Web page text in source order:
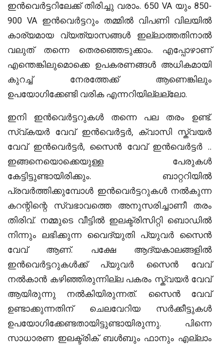
ഇൻവെർട്ടറിലേക്ക് തിരിച്ചു വരാം. 650 VA യും 850-
900 VA ഇൻവെർട്ടറും തമ്മിൽ വിപണി വിലയിൽ
കാര്യമായ വ്യത്യാസങ്ങൾ ഇല്ലാത്തതിനാൽ
വലുത് തന്നെ തെരഞ്ഞെടുക്കാം. എപ്പോഴാണ്
എന്തെങ്കിലുമൊക്കെ ഉപകരണങ്ങൾ അധികമായി
കുറച്ച് നേരത്തേക്ക് ആണെങ്കിലും
ഉപയോഗിക്കേണ്ടി വരിക എന്നറിയില്ലല്ലോ.
ഇനി ഇൻവെർട്ടറുകൾ തന്നെ പല തരം ഉണ്ട്.
സ്വ്കയർ വേവ് ഇൻവെർട്ടർ, ക്വാസി സ്ക്വയർ
വേവ് ഇൻവെർട്ടർ, സൈൻ വേവ് ഇൻവെർട്ടർ ..
ഇങ്ങനെയൊക്കെയുള്ള പേരുകൾ
കേട്ടിട്ടുണ്ടായിരിക്കും. ബാറ്ററിയിൽ
പ്രവർത്തിക്കുമ്പോൾ ഇൻവെർട്ടറുകൾ നൽകുന്ന
കറന്റിന്റെ സ്വഭാവത്തെ അനുസരിച്ചാണീ തരം
തിരിവ്. നമ്മുടെ വീട്ടിൽ ഇലക്ട്രിസിറ്റി ബൊഡിൽ
നിന്നും ലഭിക്കുന്ന വൈദ്യുതി പ്യുവർ സൈൻ
വേവ് ആണ്. പക്ഷേ ആദ്യകാലങ്ങളിൽ
ഇൻവെർട്ടറുകൾക്ക് പ്യുവർ സൈൻ വേവ്
നൽകാൻ കഴിഞ്ഞിരുന്നില്ല പകരം സ്ക്വയർ വേവ്
ആയിരുന്നു നൽകിയിരുന്നത്. സൈൻ വേവ്
ഉണ്ടാക്കുന്നതിന് ചെലവേറിയ സർക്കീട്ടുകൾ
ഉപയോഗിക്കേണ്ടതായിട്ടുണ്ടായിരുന്നു. പിന്നെ
സാധാരണ ഇലക്ട്രിക് ബൾബും ഫാനും എല്ലാം